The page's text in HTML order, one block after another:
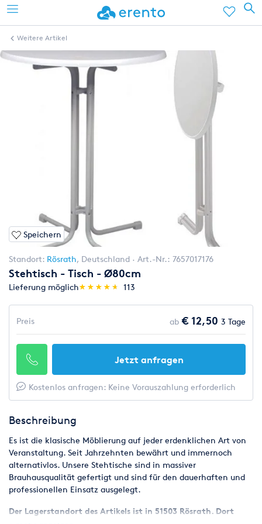
Weitere Artikel
Speichern
Standort: Rösrath, Deutschland Art.-Nr.: 7657017176
Stehtisch - Tisch - Ø80cm
Lieferung möglich(*)
★
★
(*)★
★
(*) ★
★
(*) ★
★
(*) ★
★ 113
Preis ab € 12,50 3 Tage
Jetzt anfragen
Kostenlos anfragen: Keine Vorauszahlung erforderlich
Beschreibung
Es ist die klasische Möblierung auf jeder erdenklichen Art von
Veranstaltung. Seit Jahrzehnten bewährt und immernoch
alternativlos. Unsere Stehtische sind in massiver
Brauhausqualität gefertigt und sind für den dauerhaften und
professionellen Einsatz ausgelegt.
Der Lagerstandort des Artikels ist in 51503 Rösrath. Dort